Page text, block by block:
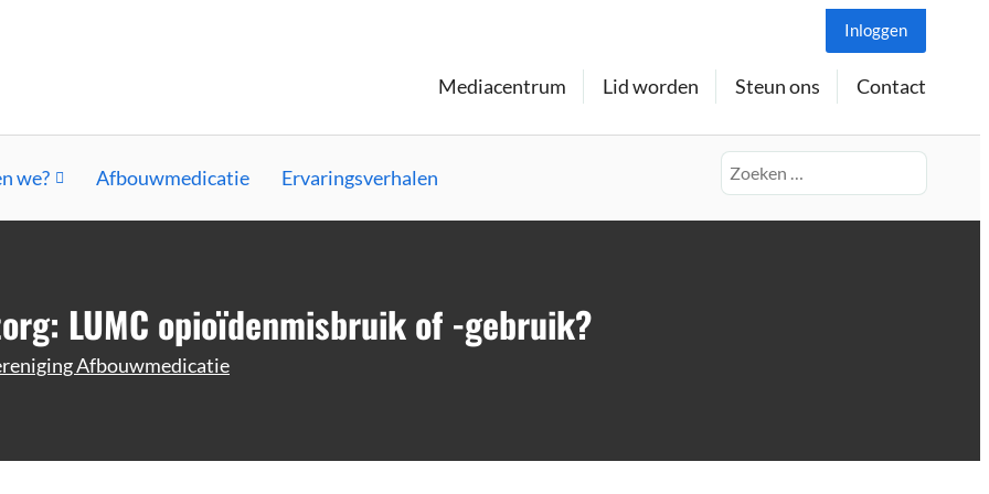
Inloggen
Mediacentrum Lid worden Steun ons Contact
we? Afbouwmedicatie Ervaringsverhalen
Zoeken
naar:
LUMC opioïdenmisbruik of -gebruik?
Afbouwmedicatie